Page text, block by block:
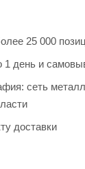
25 000
1 день и
сеть
доставки